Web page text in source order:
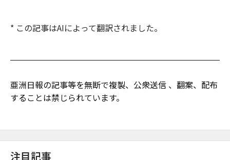
* この記事はAIによって翻訳されました。
亜洲日報の記事等を無断で複製、公衆送信 、翻案、配布
することは禁じられています。
注目記事